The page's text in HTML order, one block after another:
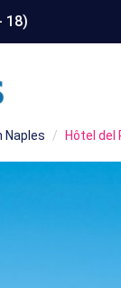
18)
Naples Hôtel del